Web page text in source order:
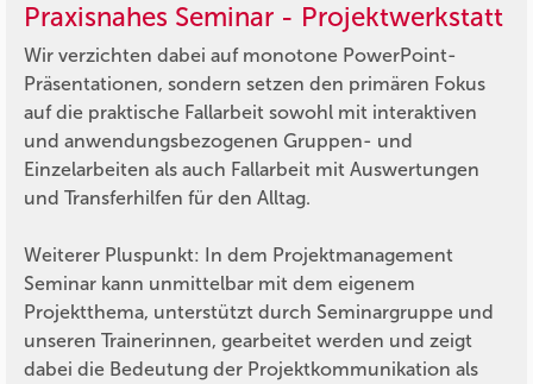
Praxisnahes Seminar - Projektwerkstatt
Wir verzichten dabei auf monotone PowerPoint-
Präsentationen, sondern setzen den primären Fokus
auf die praktische Fallarbeit sowohl mit interaktiven
und anwendungsbezogenen Gruppen- und
Einzelarbeiten als auch Fallarbeit mit Auswertungen
und Transferhilfen für den Alltag.
Weiterer Pluspunkt: In dem Projektmanagement
Seminar kann unmittelbar mit dem eigenem
Projektthema, unterstützt durch Seminargruppe und
unseren Trainerinnen, gearbeitet werden und zeigt
dabei die Bedeutung der Projektkommunikation als